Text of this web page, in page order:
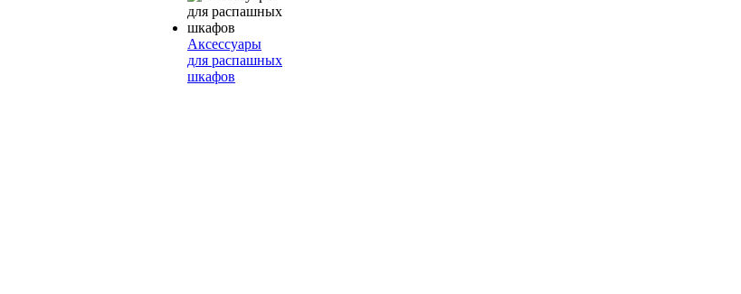
Аксессуары
для распашных
шкафов